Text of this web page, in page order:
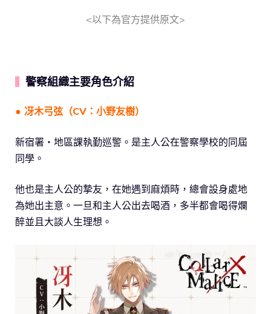
<以下為官方提供原文>
警察組織主要角色介紹
● 冴木弓弦（CV：小野友樹）
新宿署・地區課執勤巡警。是主人公在警察學校的同屆
同學。
他也是主人公的摯友，在她遇到麻煩時，總會設身處地
為她出主意。一旦和主人公出去喝酒，多半都會喝得爛
醉並且大談人生理想。